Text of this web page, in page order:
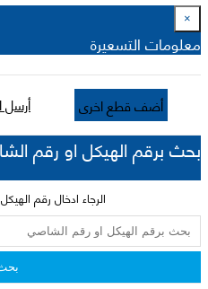
×
معلومات التسعيرة
أضف قطع اخرى
بحث برقم الهيكل او رقم
الرجاء ادخال رقم